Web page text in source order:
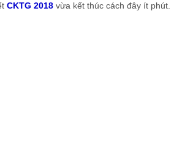
CKTG 2018 vừa kết thúc cách đây ít phút.